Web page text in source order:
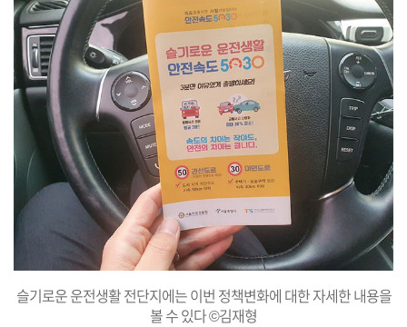
슬기로운 운전생활 전단지에는 이번 정책변화에 대한 자세한 내용을
볼 수 있다 ©김재형